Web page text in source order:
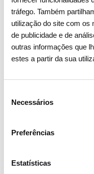
tráfego. Também
utilização do site com os
de publicidade e de
outras informações que
estes a partir da sua
Necessários
Preferências
Estatísticas
REN e
vigilância